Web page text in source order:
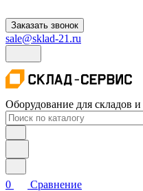
Заказать звонок
sale@sklad-21.ru
Оборудование для складов и
0
Сравнение